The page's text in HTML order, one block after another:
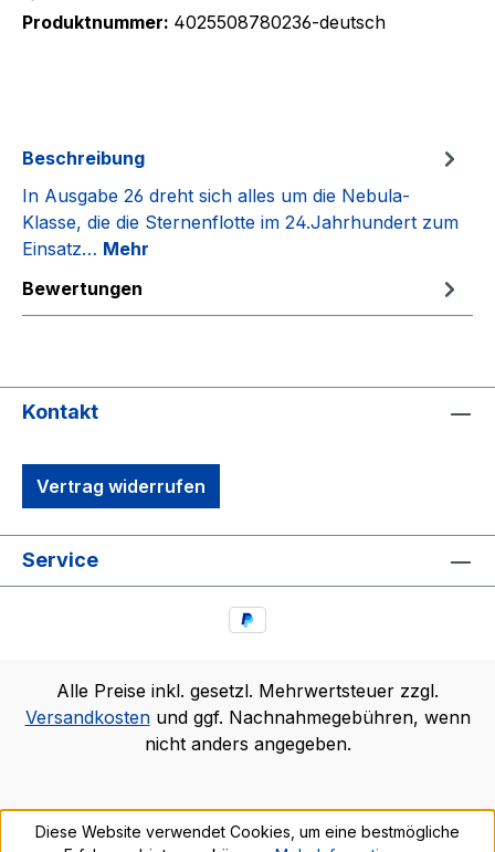
Produktnummer: 4025508780236-deutsch
Beschreibung
In Ausgabe 26 dreht sich alles um die Nebula-
Klasse, die die Sternenflotte im 24.Jahrhundert zum
Einsatz… Mehr
Bewertungen
Kontakt
Vertrag widerrufen
Service
Alle Preise inkl. gesetzl. Mehrwertsteuer zzgl.
Versandkostenund ggf. Nachnahmegebühren, wenn
nicht anders angegeben.
Diese Website verwendet Cookies, um eine bestmögliche